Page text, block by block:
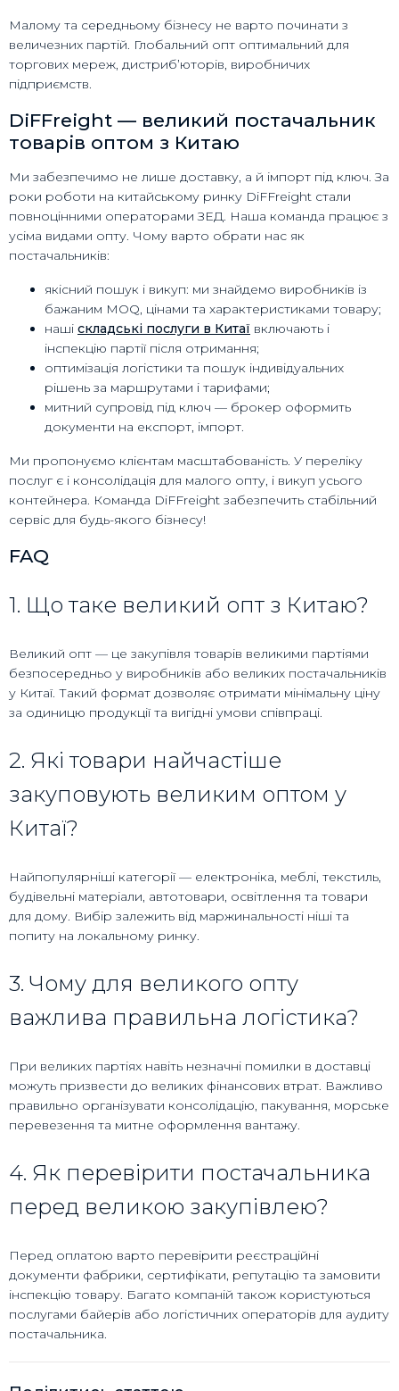
Малому та середньому бізнесу не варто починати з
величезних партій. Глобальний опт оптимальний для
торгових мереж, дистриб’юторів, виробничих
підприємств.
DiFFreight — великий постачальник
товарів оптом з Китаю
Ми забезпечимо не лише доставку, а й імпорт під ключ. За
роки роботи на китайському ринку DiFFreight стали
повноцінними операторами ЗЕД. Наша команда працює з
усіма видами опту. Чому варто обрати нас як
постачальників:
якісний пошук і викуп: ми знайдемо виробників із
бажаним MOQ, цінами та характеристиками товару;
наші складські послуги в Китаї включають і
інспекцію партії після отримання;
оптимізація логістики та пошук індивідуальних
рішень за маршрутами і тарифами;
митний супровід під ключ — брокер оформить
документи на експорт, імпорт.
Ми пропонуємо клієнтам масштабованість. У переліку
послуг є і консолідація для малого опту, і викуп усього
контейнера. Команда DiFFreight забезпечить стабільний
сервіс для будь-якого бізнесу!
FAQ
1. Що таке великий опт з Китаю?
Великий опт — це закупівля товарів великими партіями
безпосередньо у виробників або великих постачальників
у Китаї. Такий формат дозволяє отримати мінімальну ціну
за одиницю продукції та вигідні умови співпраці.
2. Які товари найчастіше
закуповують великим оптом у
Китаї?
Найпопулярніші категорії — електроніка, меблі, текстиль,
будівельні матеріали, автотовари, освітлення та товари
для дому. Вибір залежить від маржинальності ніші та
попиту на локальному ринку.
3. Чому для великого опту
важлива правильна логістика?
При великих партіях навіть незначні помилки в доставці
можуть призвести до великих фінансових втрат. Важливо
правильно організувати консолідацію, пакування, морське
перевезення та митне оформлення вантажу.
4. Як перевірити постачальника
перед великою закупівлею?
Перед оплатою варто перевірити реєстраційні
документи фабрики, сертифікати, репутацію та замовити
інспекцію товару. Багато компаній також користуються
послугами байерів або логістичних операторів для аудиту
постачальника.